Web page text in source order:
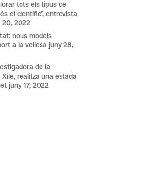
tots els tipus de
el científic”, entrevista
20, 2022
nous models
a la vellesa juny 28,
de la
realitza una estada
juny 17, 2022